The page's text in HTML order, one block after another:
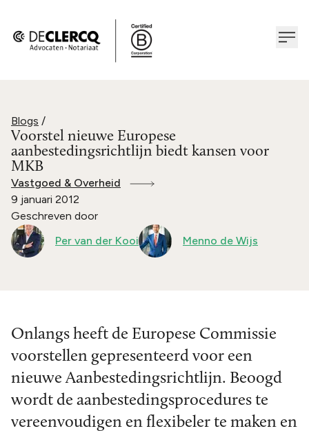
Blogs /
Voorstel nieuwe Europese
aanbestedingsrichtlijn biedt kansen voor
MKB
Vastgoed & Overheid
9 januari 2012
Geschreven door
Per van der Kooi
Menno de Wijs
Onlangs heeft de Europese Commissie
voorstellen gepresenteerd voor een
nieuwe Aanbestedingsrichtlijn. Beoogd
wordt de aanbestedingsprocedures te
vereenvoudigen en flexibeler te maken en